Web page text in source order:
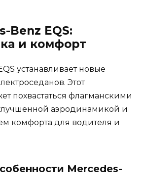
Benz EQS:
и комфорт
устанавливает новые
Этот
похвастаться флагманскими
аэродинамикой и
комфорта для водителя и
Mercedes-